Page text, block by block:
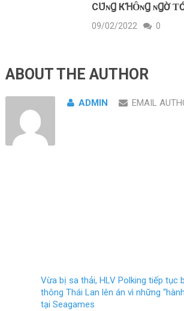
CՍ͂ɴꞬ КꞪȎɴꞬ ɴꞬỜ
09/02/2022 0
ABOUT THE AUTHOR
ADMIN EMAIL
Vừa bị sa thải, HLV Polking tiếp tục
thông Thái Lan lên án vì những
tại Seagames